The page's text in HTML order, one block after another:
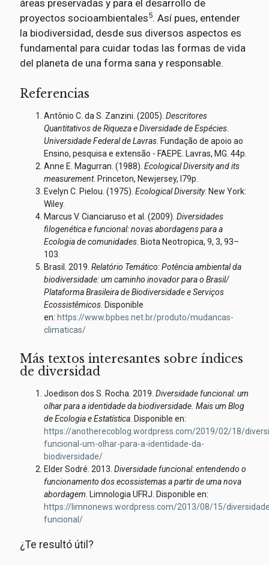
áreas preservadas y para el desarrollo de
proyectos socioambientales5. Así pues, entender
la biodiversidad, desde sus diversos aspectos es
fundamental para cuidar todas las formas de vida
del planeta de una forma sana y responsable.
Referencias
Antônio C. da S. Zanzini. (2005). Descritores
Quantitativos de Riqueza e Diversidade de Espécies.
Universidade Federal de Lavras. Fundação de apoio ao
Ensino, pesquisa e extensão - FAEPE. Lavras, MG. 44p.
Anne E. Magurran. (1988). Ecological Diversity and its
measurement. Princeton, Newjersey, l79p.
Evelyn C. Pielou. (1975). Ecological Diversity. New York:
Wiley.
Marcus V. Cianciaruso et al. (2009). Diversidades
filogenética e funcional: novas abordagens para a
Ecologia de comunidades. Biota Neotropica, 9, 3, 93–
103.
Brasil. 2019. Relatório Temático: Potência ambiental da
biodiversidade: um caminho inovador para o Brasil/
Plataforma Brasileira de Biodiversidade e Serviços
Ecossistêmicos. Disponible
en: https://www.bpbes.net.br/produto/mudancas-
climaticas/
Más textos interesantes sobre índices
de diversidad
Joedison dos S. Rocha. 2019. Diversidade funcional: um
olhar para a identidade da biodiversidade. Mais um Blog
de Ecologia e Estatística. Disponible en:
https://anotherecoblog.wordpress.com/2019/02/18/
funcional-um-olhar-para-a-identidade-da-
biodiversidade/
Elder Sodré. 2013. Diversidade funcional: entendendo o
funcionamento dos ecossistemas a partir de uma nova
abordagem. Limnologia UFRJ. Disponible en:
https://limnonews.wordpress.com/2013/08/15/
funcional/
¿Te resultó útil?